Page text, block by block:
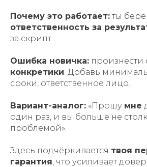
Почему это работает:ты
ответственность за
за скрипт.
Ошибка новичка: произнести
конкретики . Добавь
сроки, ответственное лицо.
Вариант-аналог: «Прошу мне
один раз, и вы больше не
проблемой».
Здесь подчёркивается твоя
гарантия , что усиливает